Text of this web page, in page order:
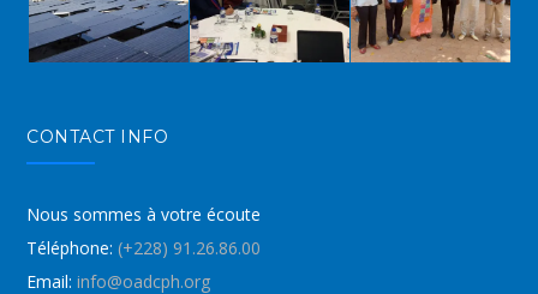
CONTACT INFO
Nous sommes à votre écoute
Téléphone: (+228) 91.26.86.00
Email: info@oadcph.org